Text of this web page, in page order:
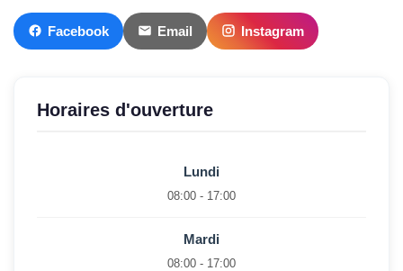
Facebook Email Instagram
Horaires d'ouverture
Lundi
08:00 - 17:00
Mardi
08:00 - 17:00